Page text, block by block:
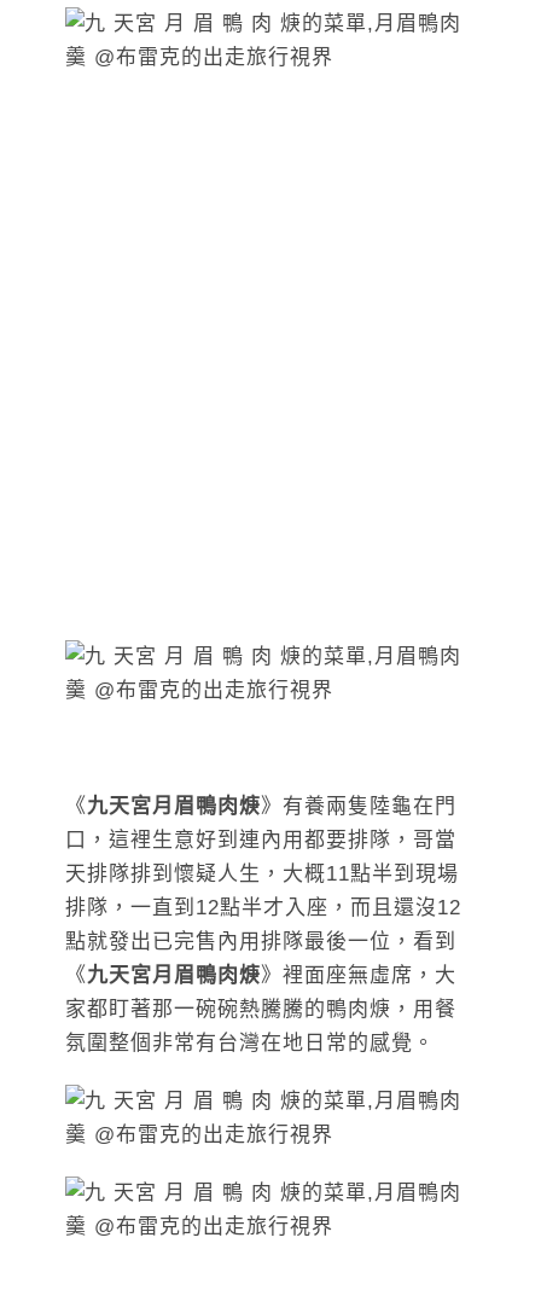
《九天宮月眉鴨肉焿》有養兩隻陸龜在門
口，這裡生意好到連內用都要排隊，哥當
天排隊排到懷疑人生，大概11點半到現場
排隊，一直到12點半才入座，而且還沒12
點就發出已完售內用排隊最後一位，看到
《九天宮月眉鴨肉焿》裡面座無虛席，大
家都盯著那一碗碗熱騰騰的鴨肉焿，用餐
氛圍整個非常有台灣在地日常的感覺。